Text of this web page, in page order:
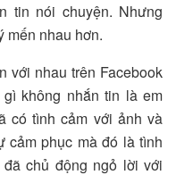
tin nói chuyện. Nhưng
mến nhau hơn.
với nhau trên Facebook
không nhắn tin là em
có tình cảm với ảnh và
cảm phục mà đó là tình
chủ động ngỏ lời với